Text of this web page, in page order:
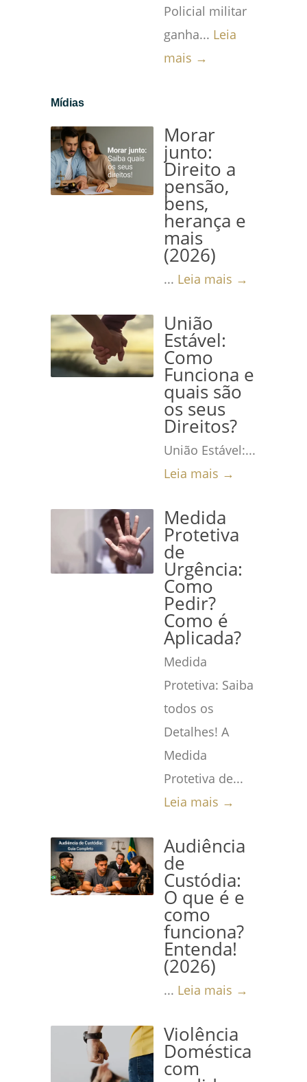
Policial militar
ganha... Leia
mais →
Mídias
Morar
junto:
Direito a
pensão,
bens,
herança e
mais
(2026)
... Leia mais →
União
Estável:
Como
Funciona e
quais são
os seus
Direitos?
União Estável:...
Leia mais →
Medida
Protetiva
de
Urgência:
Como
Pedir?
Como é
Aplicada?
Medida
Protetiva: Saiba
todos os
Detalhes! A
Medida
Protetiva de...
Leia mais →
Audiência
de
Custódia:
O que é e
como
funciona?
Entenda!
(2026)
... Leia mais →
Violência
Doméstica
com